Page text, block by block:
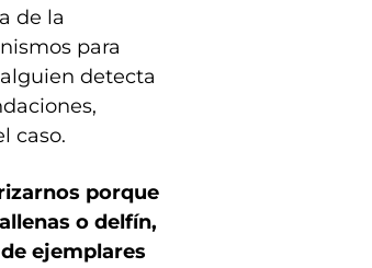
de la
para
detecta
caso.
porque
o delfín,
ejemplares